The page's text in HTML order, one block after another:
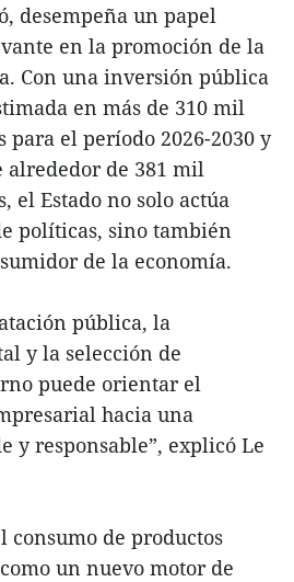
desempeña un papel
en la promoción de la
Con una inversión pública
en más de 310 mil
el período 2026-2030 y
alrededor de 381 mil
el Estado no solo actúa
políticas, sino también
de la economía.
pública, la
y la selección de
puede orientar el
hacia una
y responsable”, explicó Le
consumo de productos
un nuevo motor de